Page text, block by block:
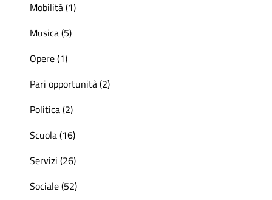
Mobilità (1)
Musica (5)
Opere (1)
Pari opportunità (2)
Politica (2)
Scuola (16)
Servizi (26)
Sociale (52)